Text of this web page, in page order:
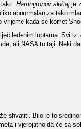
Harringtonov slučaj je
abnormalan za tako
kada se komet
ledenim loptama. Svi
ali NASA to taji. Neki
shvatiti. Bilo je to
i vjerojatno da će sa